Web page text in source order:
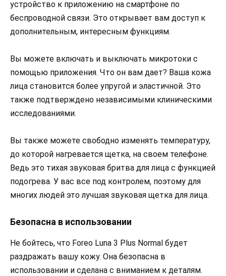
устройство к приложению на смартфоне по
беспроводной связи. Это открывает вам доступ к
дополнительным, интересным функциям.
Вы можете включать и выключать микротоки с
помощью приложения. Что он вам дает? Ваша кожа
лица становится более упругой и эластичной. Это
также подтверждено независимыми клиническими
исследованиями.
Вы также можете свободно изменять температуру,
до которой нагревается щетка, на своем телефоне.
Ведь это тихая звуковая бритва для лица с функцией
подогрева. У вас все под контролем, поэтому для
многих людей это лучшая звуковая щетка для лица.
Безопасна в использовании
Не бойтесь, что Foreo Luna 3 Plus Normal будет
раздражать вашу кожу. Она безопасна в
использовании и сделана с вниманием к деталям.